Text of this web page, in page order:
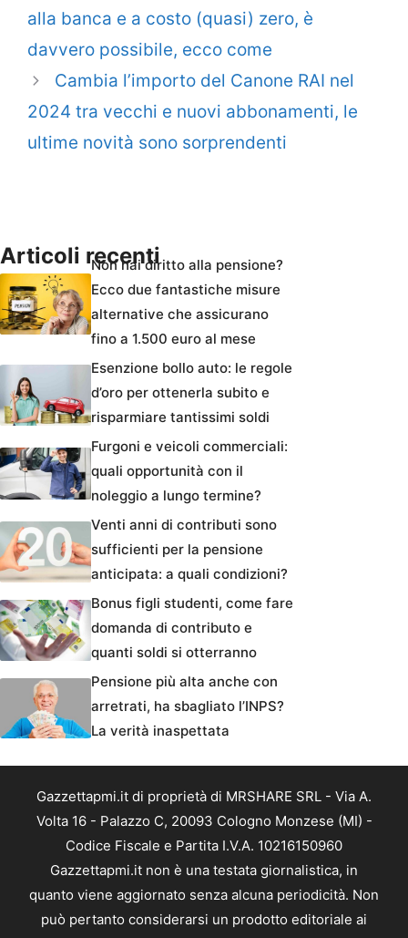
alla banca e a costo (quasi) zero, è
davvero possibile, ecco come
Cambia l’importo del Canone RAI nel
2024 tra vecchi e nuovi abbonamenti, le
ultime novità sono sorprendenti
Articoli recentiNon hai diritto alla pensione?
Ecco due fantastiche misure
alternative che assicurano
fino a 1.500 euro al mese
Esenzione bollo auto: le regole
d’oro per ottenerla subito e
risparmiare tantissimi soldi
Furgoni e veicoli commerciali:
quali opportunità con il
noleggio a lungo termine?
Venti anni di contributi sono
sufficienti per la pensione
anticipata: a quali condizioni?
Bonus figli studenti, come fare
domanda di contributo e
quanti soldi si otterranno
Pensione più alta anche con
arretrati, ha sbagliato l’INPS?
La verità inaspettata
Gazzettapmi.it di proprietà di MRSHARE SRL - Via A.
Volta 16 - Palazzo C, 20093 Cologno Monzese (MI) -
Codice Fiscale e Partita I.V.A. 10216150960
Gazzettapmi.it non è una testata giornalistica, in
quanto viene aggiornato senza alcuna periodicità. Non
può pertanto considerarsi un prodotto editoriale ai